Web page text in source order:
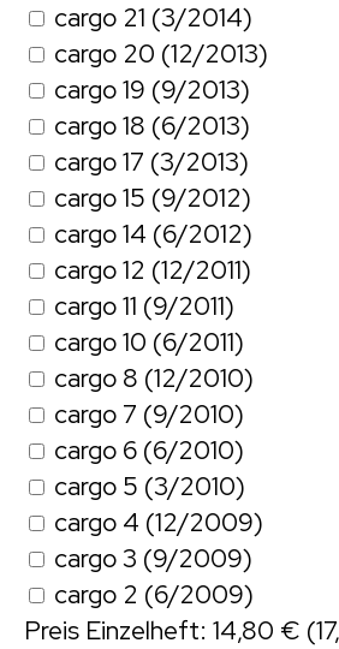
cargo 21 (3/2014)
cargo 20 (12/2013)
cargo 19 (9/2013)
cargo 18 (6/2013)
cargo 17 (3/2013)
cargo 15 (9/2012)
cargo 14 (6/2012)
cargo 12 (12/2011)
cargo 11 (9/2011)
cargo 10 (6/2011)
cargo 8 (12/2010)
cargo 7 (9/2010)
cargo 6 (6/2010)
cargo 5 (3/2010)
cargo 4 (12/2009)
cargo 3 (9/2009)
cargo 2 (6/2009)
Preis Einzelheft: 14,80 €